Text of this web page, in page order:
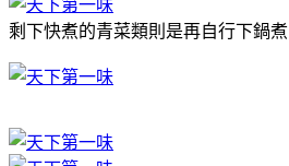
剩下快煮的青菜類則是再自行下鍋煮